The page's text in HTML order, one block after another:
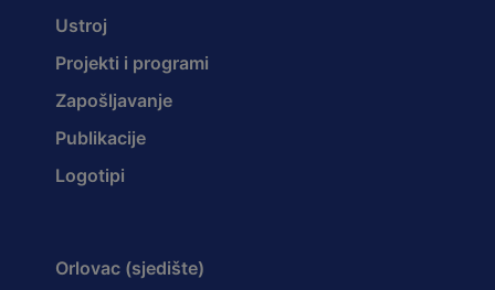
Ustroj
Projekti i programi
Zapošljavanje
Publikacije
Logotipi
Orlovac (sjedište)